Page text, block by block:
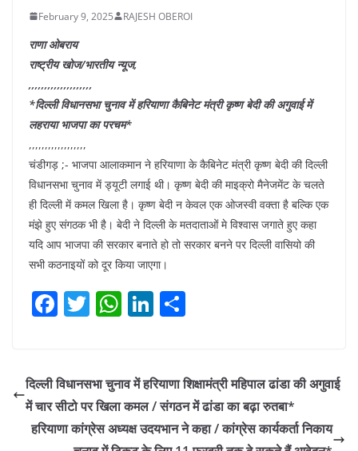
February 9, 2025 RAJESH OBEROI
राणा ओबराय
राष्ट्रीय खोज/भारतीय न्यूज,
,,,,,,,,,,,,,,,,,,,,
*दिल्ली विधानसभा चुनाव में हरियाणा कैबिनेट मंत्री कृष्ण बेदी की अगुवाई में
लहराया भाजपा का परचम*
,,,,,,,,,,,,,,,,,,
चंडीगड़ ;- भाजपा आलाकमान ने हरियाणा के कैबिनेट मंत्री कृष्ण बेदी की दिल्ली
विधानसभा चुनाव में ड्यूटी लगाई थी। कृष्ण बेदी की माइक्रो मैनेजमेंट के चलते
ही दिल्ली में कमल खिला है। कृष्ण बेदी न केवल एक ओजस्वी वक्ता है बल्कि एक
मंझे हुए संगठक भी है। बेदी ने दिल्ली के मतदाताओं मे विश्वास जगाते हुए कहा
यदि आप भाजपा की सरकार बनाते हो तो सरकार बनने पर दिल्ली वासियो की
सभी कठनाइयों को दूर किया जाएगा।
F
e
b
o
T
er
W
s
A
p
Li
e
dI
n
e
दिल्ली विधानसभा चुनाव में हरियाणा शिक्षामंत्री महिपाल ढांडा की अगुवाई
में चार सीटो पर खिला कमल / संगठन में ढांडा का बढ़ा रुतबा*
हरियाणा कांग्रेस अध्यक्ष उदयभान ने कहा / कांग्रेस कार्यकर्ता निकाय